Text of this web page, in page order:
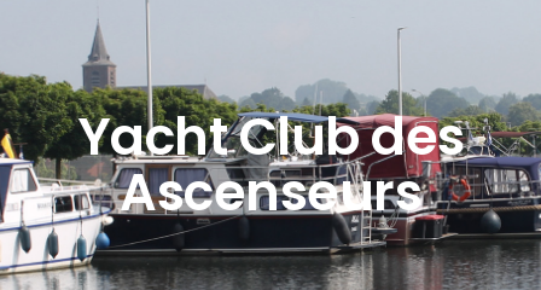
Yacht Club des
Ascenseurs